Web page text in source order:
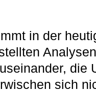
in der
die
sich